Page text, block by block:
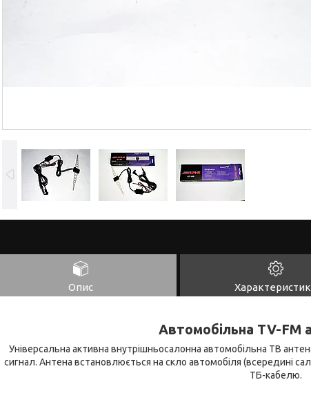
Опис
Автомобільна TV-FM
Універсальна активна внутрішньосалонна автомобільна ТВ
сигнал. Антена встановлюється на скло автомобіля (всередині
ТБ-кабелю.